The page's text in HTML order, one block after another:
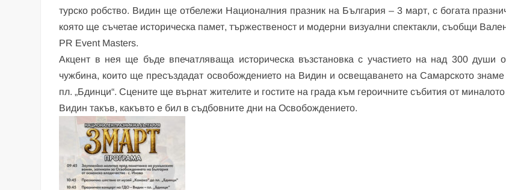
турско робство. Видин ще отбележи Националния празник на България – 3 март, с богата
която ще съчетае историческа памет, тържественост и модерни визуални спектакли, съобщи
PR Event Masters.
Акцент в нея ще бъде впечатляваща историческа възстановка с участието на над 300 души
чужбина, които ще пресъздадат освобождението на Видин и освещаването на Самарското знаме
пл. „Бдинци“. Сцените ще върнат жителите и гостите на града към героичните събития от
Видин такъв, какъвто е бил в съдбовните дни на Освобождението.